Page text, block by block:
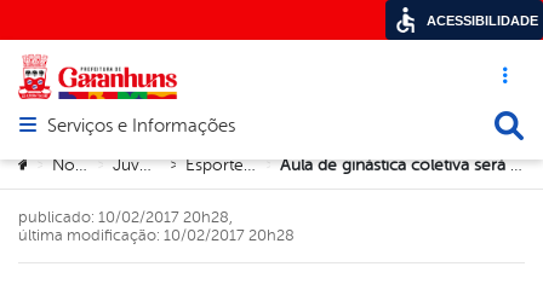
Acesso
Abrir menu principal de navegação
Serviços e Informações
Você está aqui:
> Notícias > Juventude > Esporte e Lazer > Aula de ginástica coletiva será ministrada no Parque Euclides Dourado
publicado: 10/02/2017 20h28,
última modificação: 10/02/2017 20h28
ACESSIBILIDADE